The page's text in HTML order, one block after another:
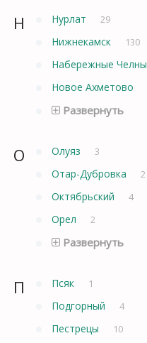
Н Нурлат 29
Нижнекамск 130
Набережные Челны
Новое Ахметово
Развернуть
О Олуяз 3
Отар-Дубровка 2
Октябрьский 4
Орел 2
Развернуть
П Псяк 1
Подгорный 4
Пестрецы 10